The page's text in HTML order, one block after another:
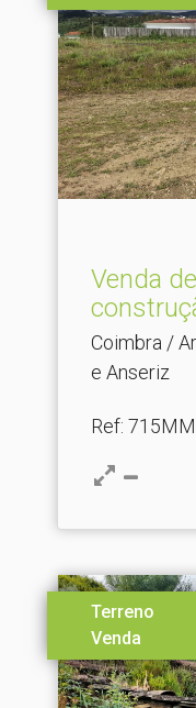
Venda
Coimbra /
e Anseriz
Ref: 715MM
Terreno
Venda